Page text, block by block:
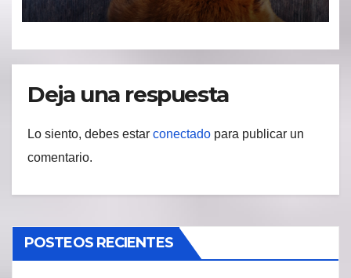
Deja una respuesta
Lo siento, debes estar conectado para publicar un
comentario.
POSTEOS RECIENTES